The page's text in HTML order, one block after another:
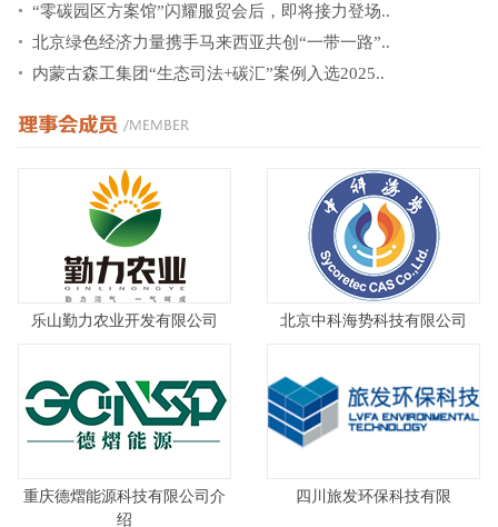
“零碳园区方案馆”闪耀服贸会后，即将接力登场..
北京绿色经济力量携手马来西亚共创“一带一路”..
内蒙古森工集团“生态司法+碳汇”案例入选2025..
乐山勤力农业开发有限公司 北京中科海势科技有限公司
重庆德熠能源科技有限公司介
绍
四川旅发环保科技有限